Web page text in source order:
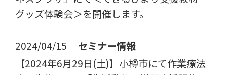
グッズ体験会＞を開催します。
2024/04/15
セミナー情報
【2024年6月29日(土)】小樽市にて作業療法